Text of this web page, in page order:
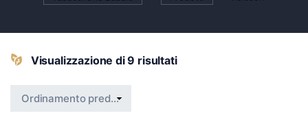
Visualizzazione di 9 risultati